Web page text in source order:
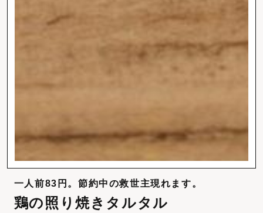
一人前83円。節約中の救世主現れます。
鶏の照り焼きタルタル